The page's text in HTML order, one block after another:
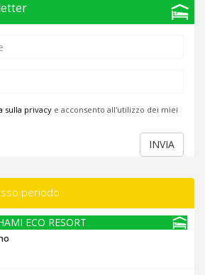
sulla privacy e acconsento all'utilizzo dei miei
INVIA
periodo
ECO RESORT